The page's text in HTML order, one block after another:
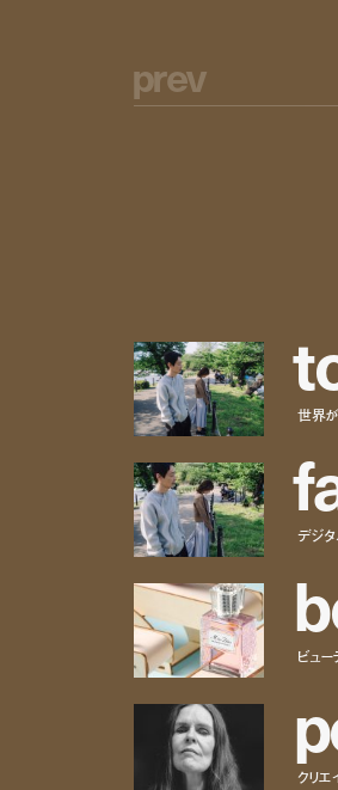
prev
t
世界が
f
デジタ
b
ビュ
p
クリエ